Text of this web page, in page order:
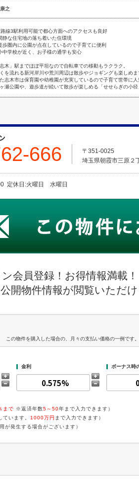
之
線3駅利用可能で都心方面へのアクセスも良好
静な住宅地の落ち着いた住環境
歩圏内に公園が点在しているので子育てに便利
中学校が近く、お子様の通学も安心
志木」駅までほぼ平坦なので自転車での移動もラクラク。
を流れる新河岸川や荒川周辺は散歩やジョギングも楽しめま
志木市は保育園や幼稚園が充実しているので子育て世帯に人
瀬公園や、遊歩道が続いて散歩が楽しめる「せせらぎの小
666
〒351-0025
埼玉県朝霞市三原２
定休日:火曜日 水曜日
会員登録！お得情報満載！
開物件情報が閲覧いただけ
この物件を購入した場合の、月々の支払い価格の一例です
金利 ボーナス時
まで ※返済年数5～50年まで入力できます）
ています。 1000万円 まで入力できます）
が発生する場合がございます）